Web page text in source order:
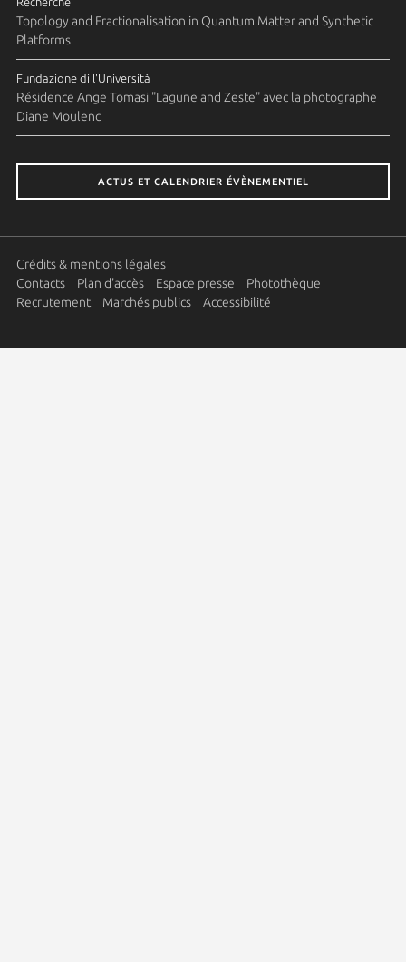
Topology and Fractionalisation in Quantum Matter and Synthetic
Platforms
Fundazione di l'Università
Résidence Ange Tomasi "Lagune and Zeste" avec la photographe
Diane Moulenc
ACTUS ET CALENDRIER ÉVÈNEMENTIEL
Crédits & mentions légales
Contacts
Plan d'accès Espace presse
Photothèque
Recrutement
Marchés publics Accessibilité